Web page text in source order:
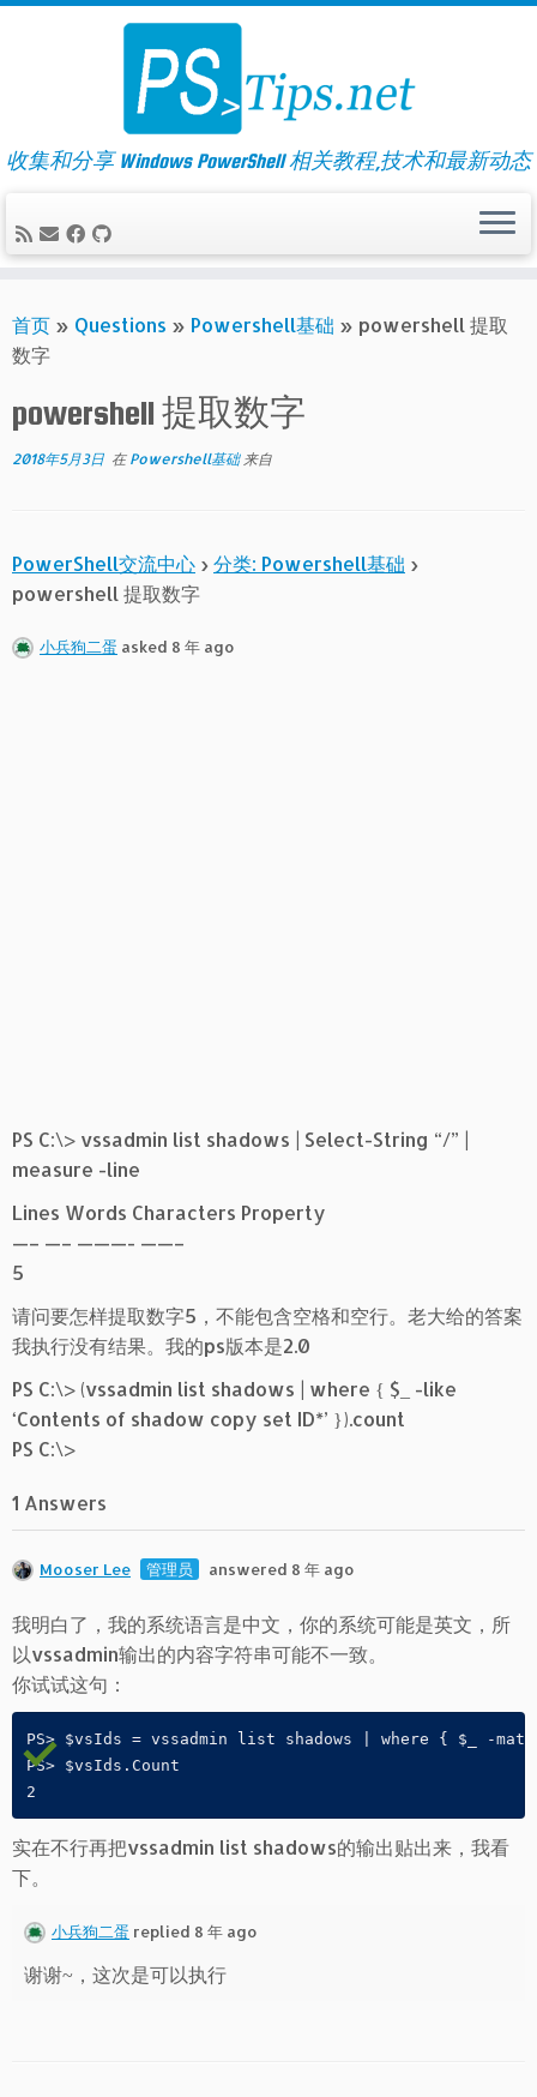
Skip
收集和分享 Windows PowerShell 相关教程,技术和最新动态
首页 » Questions » Powershell基础 » powershell 提取
数字
powershell 提取数字
2018年5月3日 在 Powershell基础 来自
PowerShell交流中心 › 分类: Powershell基础 ›
powershell 提取数字
小兵狗二蛋 asked 8 年 ago
PS C:\> vssadmin list shadows | Select-String “/” |
measure -line
Lines Words Characters Property
—– —– ———- ——–
5
请问要怎样提取数字5，不能包含空格和空行。老大给的答案
我执行没有结果。我的ps版本是2.0
PS C:\> (vssadmin list shadows | where { $_ -like
‘Contents of shadow copy set ID*’ }).count
PS C:\>
1 Answers
Mooser Lee 管理员 answered 8 年 ago
我明白了，我的系统语言是中文，你的系统可能是英文，所
以vssadmin输出的内容字符串可能不一致。
你试试这句：
PS> $vsIds = vssadmin list shadows | where { $_ -
PS> $vsIds.Count
实在不行再把vssadmin list shadows的输出贴出来，我看
下。
小兵狗二蛋 replied 8 年 ago
谢谢~，这次是可以执行